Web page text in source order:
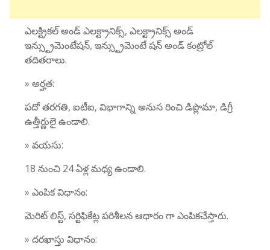
ఎలక్ట్రికల్ అండ్ ఎలక్ట్రానిక్స్, ఎలక్ట్రానిక్స్ అండ్
ఇన్స్ట్రుమెంటేషన్, ఇన్స్ట్రుమెంటే షన్ అండ్ కంట్రోల్
తదితరాలు.
» అర్హత:
పదో తరగతి, ఐటీఐ, విభాగాన్ని అనుస రించి డిప్లొమా, డిగ్రీ
ఉత్తీర్ణులై ఉండాలి.
» వయసు:
18 నుంచి 24 ఏళ్ల మధ్య ఉండాలి.
» ఎంపిక విధానం:
మెరిట్ లిస్ట్, సర్టిఫికేట్ల పరిశీలన ఆధారం గా ఎంపికచేస్తారు.
» దరఖాస్తు విధానం: